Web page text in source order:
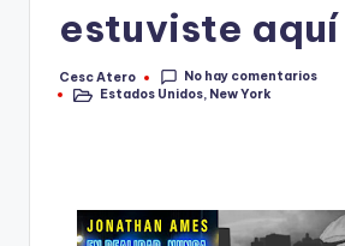
estuviste aquí
Publicado
por
Cesc Atero
No hay comentarios
PublicadoEstados Unidos, New York